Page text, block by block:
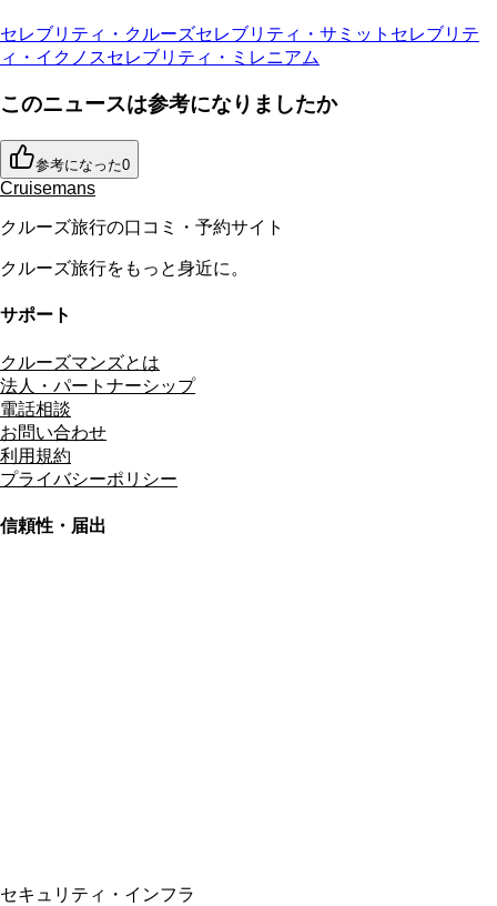
セレブリティ・クルーズセレブリティ・サミット セレブリテ
ィ・イクノスセレブリティ・ミレニアム
このニュースは参考になりましたか
参考になった0
Cruisemans
クルーズ旅行の口コミ・予約サイト
クルーズ旅行をもっと身近に。
サポート
クルーズマンズとは
法人・パートナーシップ
電話相談
お問い合わせ
利用規約
プライバシーポリシー
信頼性・届出
セキュリティ・インフラ